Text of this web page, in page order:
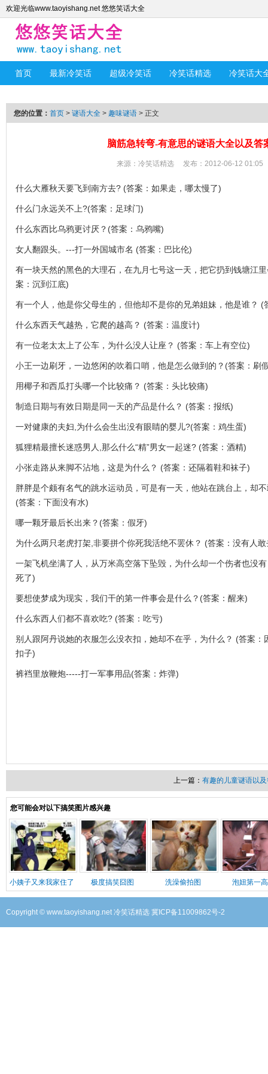
欢迎光临www.taoyishang.net 悠悠笑话大全
首页 最新冷笑话 超级冷笑话 冷笑话精选 冷笑话大
您的位置： 首页 > 谜语大全 > 趣味谜语 > 正文
脑筋急转弯-有意思的谜语大全以及答
来源： 冷笑话精选 发布：2012-06-12 01:05
什么大雁秋天要飞到南方去? (答案：如果走，哪太慢了)
什么门永远关不上?(答案：足球门)
什么东西比乌鸦更讨厌？(答案：乌鸦嘴)
女人翻跟头。---打一外国城市名 (答案：巴比伦)
有一块天然的黑色的大理石，在九月七号这一天，把它扔到钱塘江
案：沉到江底)
有一个人，他是你父母生的，但他却不是你的兄弟姐妹，他是谁？ (
什么东西天气越热，它爬的越高？ (答案：温度计)
有一位老太太上了公车，为什么没人让座？ (答案：车上有空位)
小王一边刷牙，一边悠闲的吹着口哨，他是怎么做到的？(答案：刷
用椰子和西瓜打头哪一个比较痛？ (答案：头比较痛)
制造日期与有效日期是同一天的产品是什么？ (答案：报纸)
一对健康的夫妇,为什么会生出没有眼睛的婴儿?(答案：鸡生蛋)
狐狸精最擅长迷惑男人,那么什么“精”男女一起迷? (答案：酒精)
小张走路从来脚不沾地，这是为什么？ (答案：还隔着鞋和袜子)
胖胖是个颇有名气的跳水运动员，可是有一天，他站在跳台上，却
(答案：下面没有水)
哪一颗牙最后长出来？(答案：假牙)
为什么两只老虎打架,非要拼个你死我活绝不罢休？ (答案：没有人
一架飞机坐满了人，从万米高空落下坠毁，为什么却一个伤者也没
死了)
要想使梦成为现实，我们干的第一件事会是什么？(答案：醒来)
什么东西人们都不喜欢吃? (答案：吃亏)
别人跟阿丹说她的衣服怎么没衣扣，她却不在乎，为什么？ (答案：
扣子)
裤裆里放鞭炮-----打一军事用品(答案：炸弹)
上一篇： 有趣的儿童谜语以
您可能会对以下搞笑图片感兴趣
小姨子又来我家住了 极度搞笑囧图 洗澡偷拍图 泡妞第一
Copyright © www.taoyishang.net冷笑话精选 冀ICP备11009862号-2